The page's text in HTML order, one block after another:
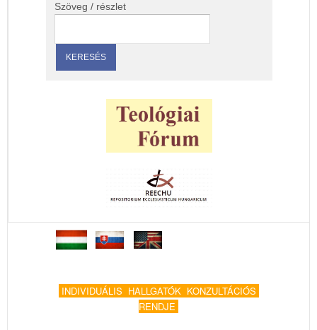
Szöveg / részlet
INDIVIDUÁLIS HALLGATÓK KONZULTÁCIÓS
RENDJE